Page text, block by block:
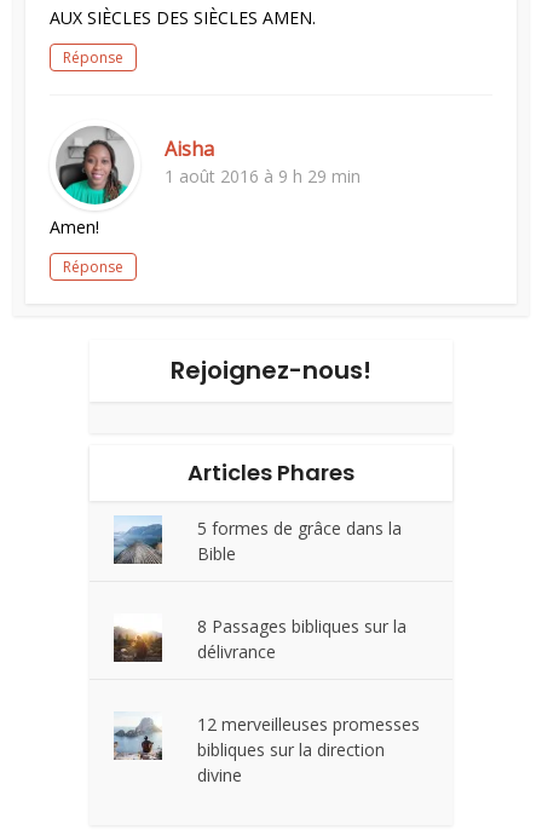
AUX SIÈCLES DES SIÈCLES AMEN.
Réponse
Aisha
1 août 2016 à 9 h 29 min
Amen!
Réponse
Rejoignez-nous!
Articles Phares
5 formes de grâce dans la
Bible
8 Passages bibliques sur la
délivrance
12 merveilleuses promesses
bibliques sur la direction
divine